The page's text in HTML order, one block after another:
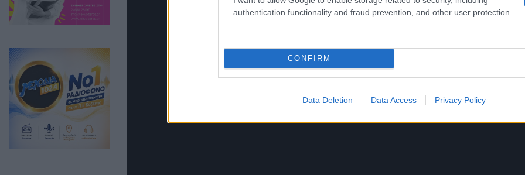
authentication functionality and fraud prevention, and other user protection.
CONFIRM
Data Deletion Data Access Privacy Policy